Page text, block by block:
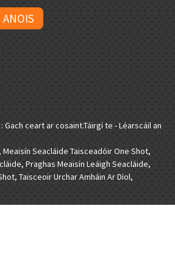
Gach ceart ar cosaint.Táirgí te -Léarscáil an
, Meaisín Seacláide Taisceadóir One Shot,
, Praghas Meaisín Leáigh Seacláide,
, Taisceoir Urchar Amháin Ar Díol,